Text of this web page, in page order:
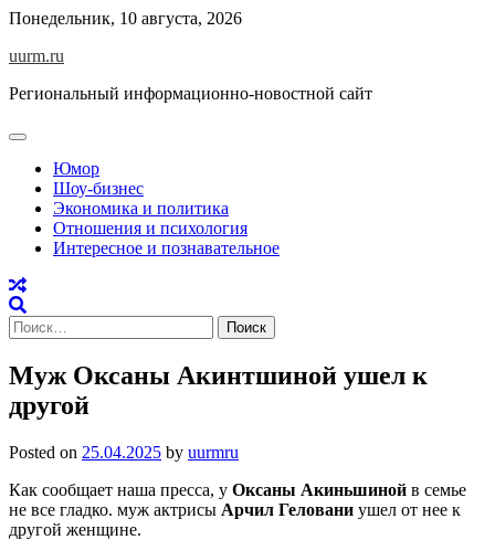
Skip
content
Понедельник, 10 августа, 2026
uurm.ru
Региональный информационно-новостной сайт
Юмор
Шоу-бизнес
Экономика и политика
Отношения и психология
Интересное и познавательное
Найти:
Муж Оксаны Акинтшиной ушел к
другой
Posted on 25.04.2025 by uurmru
Как сообщает наша пресса, у Оксаны Акиньшиной в семье
не все гладко. муж актрисы Арчил Геловани ушел от нее к
другой женщине.